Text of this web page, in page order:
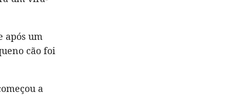
após um
cão foi
a